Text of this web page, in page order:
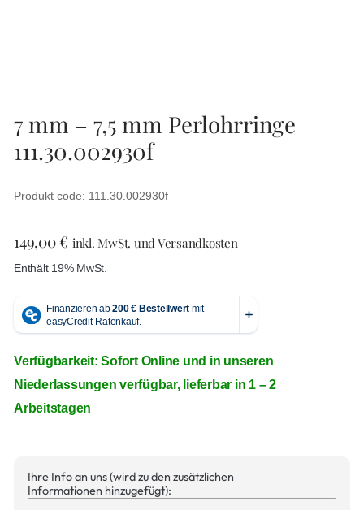
7 mm – 7,5 mm Perlohrringe
111.30.002930f
Produkt code: 111.30.002930f
149,00€ inkl. MwSt. und Versandkosten
Enthält 19% MwSt.
Verfügbarkeit: Sofort Online und in unseren
Niederlassungen verfügbar, lieferbar in 1 – 2
Arbeitstagen
Ihre Info an uns (wird zu den zusätzlichen
Informationen hinzugefügt):